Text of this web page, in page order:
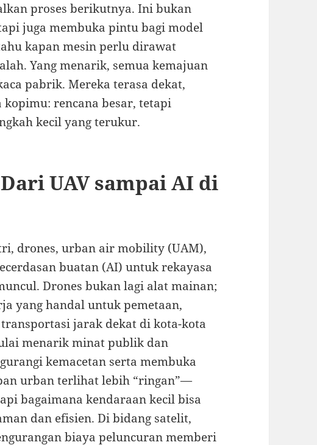
proses berikutnya. Ini bukan
juga membuka pintu bagi model
kapan mesin perlu dirawat
Yang menarik, semua kemajuan
pabrik. Mereka terasa dekat,
rencana besar, tetapi
kecil yang terukur.
UAV sampai AI di
drones, urban air mobility (UAM),
buatan (AI) untuk rekayasa
Drones bukan lagi alat mainan;
yang handal untuk pemetaan,
jarak dekat di kota-kota
menarik minat publik dan
kemacetan serta membuka
urban terlihat lebih “ringan”—
bagaimana kendaraan kecil bisa
dan efisien. Di bidang satelit,
biaya peluncuran memberi